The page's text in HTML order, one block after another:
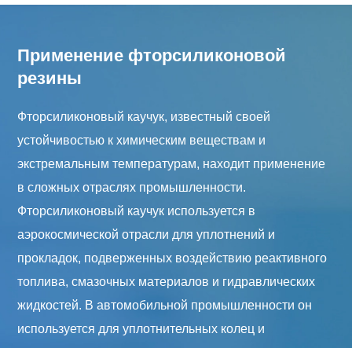
Применение фторсиликоновой
резины
Фторсиликоновый каучук, известный своей
устойчивостью к химическим веществам и
экстремальным температурам, находит применение
в сложных отраслях промышленности.
Фторсиликоновый каучук используется в
аэрокосмической отрасли для уплотнений и
прокладок, подверженных воздействию реактивного
топлива, смазочных материалов и гидравлических
жидкостей. В автомобильной промышленности он
используется для уплотнительных колец и